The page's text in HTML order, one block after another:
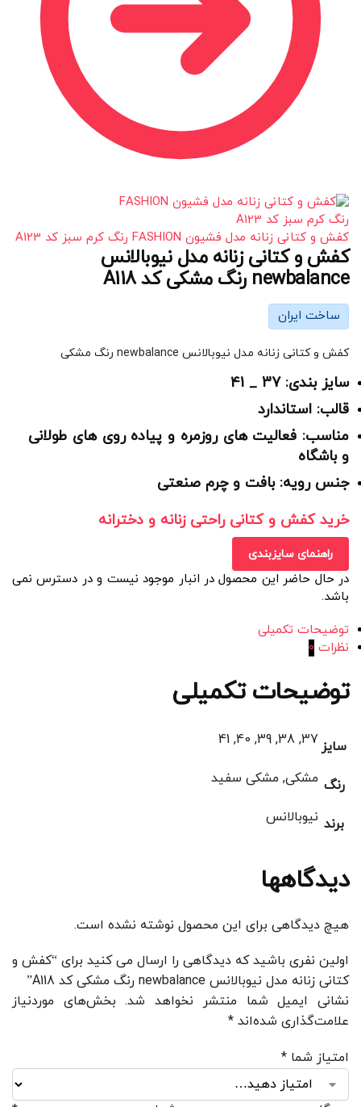
کفش و کتانی زنانه مدل فشیون FASHION رنگ کرم سبز کد A123
کفش و کتانی زنانه مدل نیوبالانس
newbalance رنگ مشکی کد A118
ساخت ایران
کفش و کتانی زنانه مدل نیوبالانس newbalance رنگ مشکی
سایز بندی: 37 _ 41
قالب: استاندارد
مناسب: فعالیت های روزمره و پیاده روی های طولانی
و باشگاه
جنس رویه: بافت و چرم صنعتی
خرید کفش و کتانی راحتی زنانه و دخترانه
راهنمای سایزبندی
در حال حاضر این محصول در انبار موجود نیست و در دسترس نمی
باشد.
توضیحات تکمیلی
نظرات 0
توضیحات تکمیلی
سایز 37, 38, 39, 40, 41
رنگ مشکی, مشکی سفید
برند نیوبالانس
دیدگاهها
هیچ دیدگاهی برای این محصول نوشته نشده است.
اولین نفری باشید که دیدگاهی را ارسال می کنید برای “کفش و
کتانی زنانه مدل نیوبالانس newbalance رنگ مشکی کد A118”
نشانی ایمیل شما منتشر نخواهد شد. بخش‌های موردنیاز
علامت‌گذاری شده‌اند *
امتیاز شما *